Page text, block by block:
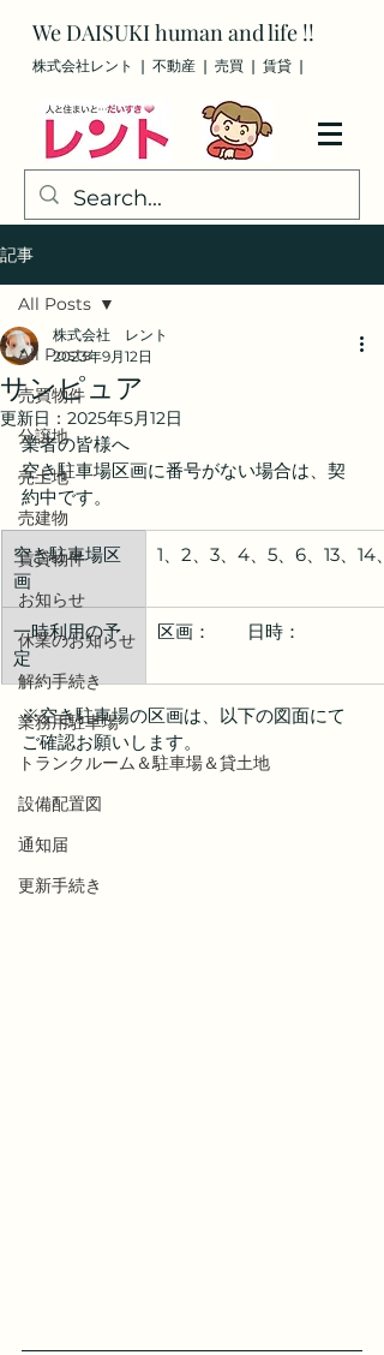
We DAISUKIhuman and life !!
株式会社レント ❘ 不動産 ❘ 売買 ❘ 賃貸 ❘
記事
All Posts
売買物件
分譲地
売土地
売建物
賃貸物件
お知らせ
休業のお知らせ
解約手続き
業務用駐車場
トランクルーム＆駐車場＆貸土地
設備配置図
通知届
更新手続き
All Posts
サンピュア
株式会社 レント
2023年9月12日
更新日： 2025年5月12日
業者の皆様へ
空き駐車場区画に番号がない場合は、契
約中です。
空き駐車場区
画
1、2、3、4、5、6、13、14
一時利用の予
定
区画：　　日時：
※空き駐車場の区画は、以下の図面にて
ご確認お願いします。